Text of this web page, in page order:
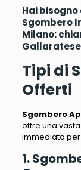
Hai
Sgombero
Milano:
Tipi di
Offerti
Sgombero
offre una
immediato
1.